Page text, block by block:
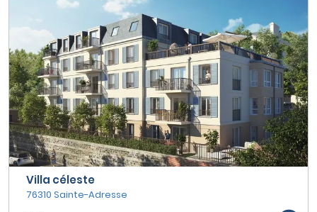
Villa céleste
76310 Sainte-Adresse